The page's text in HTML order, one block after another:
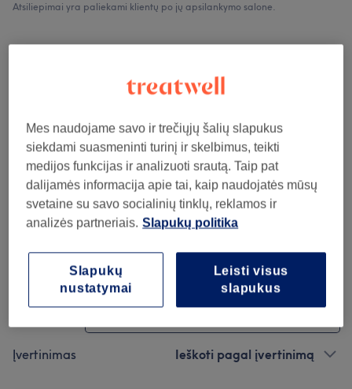
Atsiliepimai yra paliekami klientų po jų apsilankymo salone.
4,9
Švara
Personalas
Atsiliepimų filtras
Įvertinimas Ieškoti pagal įvertinimą
Mes naudojame savo ir trečiųjų šalių slapukus
siekdami suasmeninti turinį ir skelbimus, teikti
medijos funkcijas ir analizuoti srautą. Taip pat
dalijamės informacija apie tai, kaip naudojatės mūsų
svetaine su savo socialinių tinklų, reklamos ir
analizės partneriais. Slapukų politika
Leisti visus
slapukus
Slapukų
nustatymai